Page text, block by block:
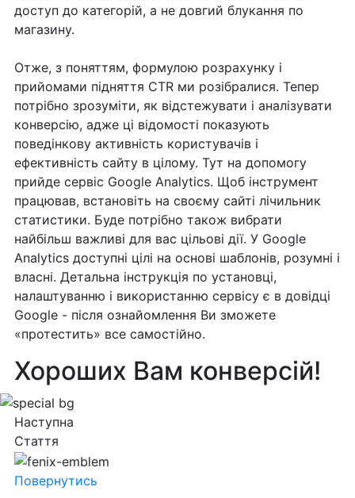
доступ до категорій, а не довгий блукання по
магазину.
Отже, з поняттям, формулою розрахунку і
прийомами підняття CTR ми розібралися. Тепер
потрібно зрозуміти, як відстежувати і аналізувати
конверсію, адже ці відомості показують
поведінкову активність користувачів і
ефективність сайту в цілому. Тут на допомогу
прийде сервіс Google Analytics. Щоб інструмент
працював, встановіть на своєму сайті лічильник
статистики. Буде потрібно також вибрати
найбільш важливі для вас цільові дії. У Google
Analytics доступні цілі на основі шаблонів, розумні і
власні. Детальна інструкція по установці,
налаштуванню і використанню сервісу є в довідці
Google - після ознайомлення Ви зможете
«протестить» все самостійно.
Хороших Вам конверсій!
Наступна
Стаття
Повернутись